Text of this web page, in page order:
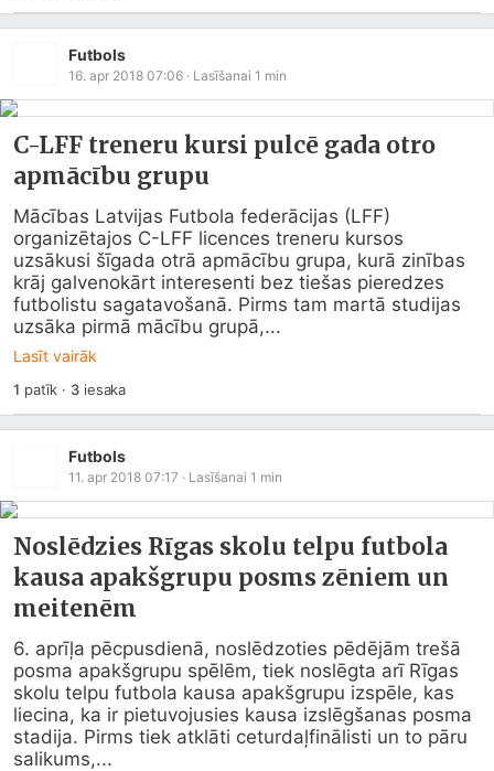
Futbols
16. apr 2018 07:06 · Lasīšanai 1 min
C-LFF treneru kursi pulcē gada otro
apmācību grupu
Mācības Latvijas Futbola federācijas (LFF)
organizētajos C-LFF licences treneru kursos
uzsākusi šīgada otrā apmācību grupa, kurā zinības
krāj galvenokārt interesenti bez tiešas pieredzes
futbolistu sagatavošanā. Pirms tam martā studijas
uzsāka pirmā mācību grupā,...
Lasīt vairāk
1 patīk · 3iesaka
Futbols
11. apr 2018 07:17 · Lasīšanai 1 min
Noslēdzies Rīgas skolu telpu futbola
kausa apakšgrupu posms zēniem un
meitenēm
6. aprīļa pēcpusdienā, noslēdzoties pēdējām trešā
posma apakšgrupu spēlēm, tiek noslēgta arī Rīgas
skolu telpu futbola kausa apakšgrupu izspēle, kas
liecina, ka ir pietuvojusies kausa izslēgšanas posma
stadija. Pirms tiek atklāti ceturdaļfinālisti un to pāru
salikums,...